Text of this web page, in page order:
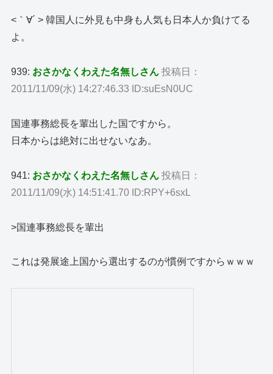
<｀∀´ > 韓国人に外見も中身も人気も日本人か負けてる
よ。
939: おさかなくわえた名無しさん 投稿日：
2011/11/09(水) 14:27:46.33 ID:suEsN0UC
国連事務総長を輩出した国ですから。
日本からは絶対に出せないなあ。
941: おさかなくわえた名無しさん 投稿日：
2011/11/09(水) 14:51:41.70 ID:RPY+6sxL
>国連事務総長を輩出
これは発展途上国から選出するのが慣例ですからｗｗｗ